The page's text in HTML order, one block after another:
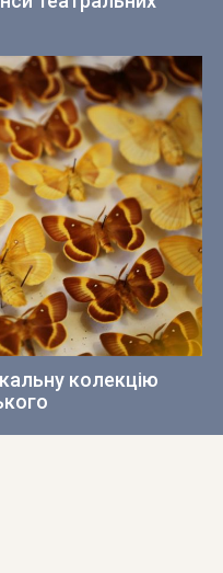
колекцію